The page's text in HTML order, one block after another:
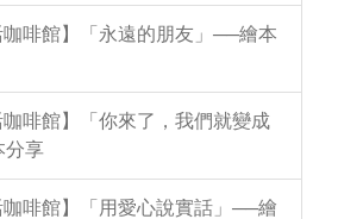
啡館】「永遠的朋友」──繪本
啡館】「你來了，我們就變成
分享
啡館】「用愛心說實話」──繪